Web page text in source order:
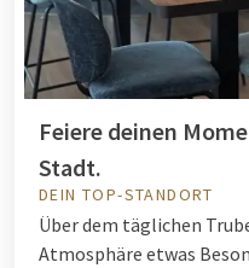
Feiere deinen
Stadt.
DEIN TOP-STANDORT
Über dem täglichen
Atmosphäre etwas